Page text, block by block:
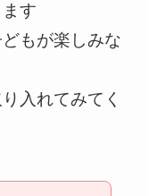
す
もが楽しみな
入れてみてく